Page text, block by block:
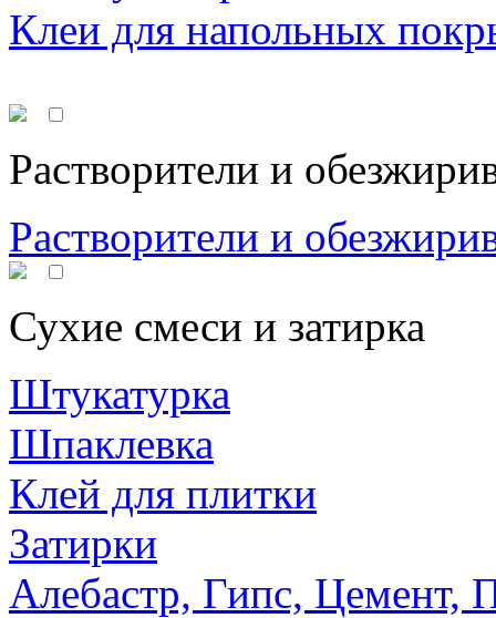
Клеи для напольных
Растворители и
Растворители и
Сухие смеси и затирка
Штукатурка
Шпаклевка
Клей для плитки
Затирки
Алебастр, Гипс, Цемент,